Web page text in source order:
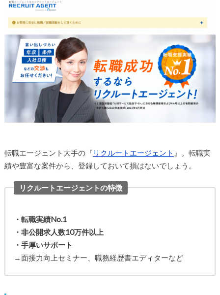
転職エージェント大手の『 リクルートエージェント 』。転職実
績や豊富な案件から、登録しておいて損はないでしょう。
リクルートエージェントの特徴
・転職実績No.1
・非公開求人数10万件以上
・手厚いサポート
→面接力向上セミナー、職務経歴書エディターなど